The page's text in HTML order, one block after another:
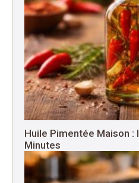
Huile Pimentée Maison :
Minutes